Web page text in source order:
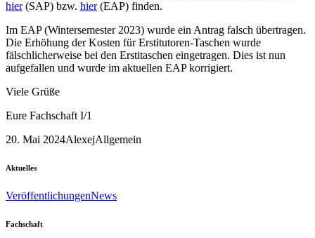
hier(SAP) bzw. hier(EAP) finden.
Im EAP (Wintersemester 2023) wurde ein Antrag falsch übertragen.
Die Erhöhung der Kosten für Erstitutoren-Taschen wurde
fälschlicherweise bei den Erstitaschen eingetragen. Dies ist nun
aufgefallen und wurde im aktuellen EAP korrigiert.
Viele Grüße
Eure Fachschaft I/1
20. Mai 2024AlexejAllgemein
Aktuelles
VeröffentlichungenNews
Fachschaft